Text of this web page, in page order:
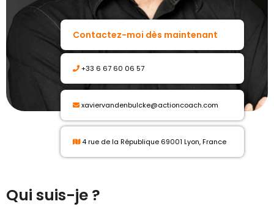
Contactez-moi dès maintenant
+33 6 67 60 06 57
xaviervandenbulcke@actioncoach.com
4 rue de la République 69001 Lyon, France
Qui suis-je ?